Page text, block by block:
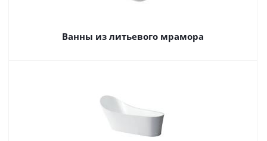
Ванны из литьевого мрамора